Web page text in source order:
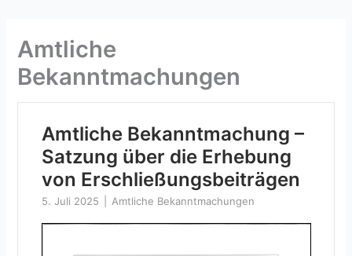
Amtliche
Bekanntmachungen
Amtliche Bekanntmachung –
Satzung über die Erhebung
von Erschließungsbeiträgen
5. Juli 2025 Amtliche Bekanntmachungen